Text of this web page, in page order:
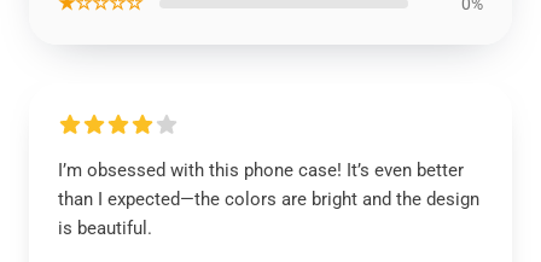
I’m obsessed with this phone case! It’s even better
than I expected—the colors are bright and the design
is beautiful.